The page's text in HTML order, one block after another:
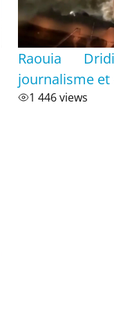
Raouia
journalisme et
1 446 views